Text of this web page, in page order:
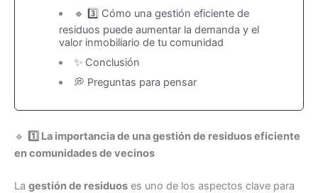
🔹 3️⃣ Cómo una gestión eficiente de
residuos puede aumentar la demanda y el
valor inmobiliario de tu comunidad
✨ Conclusión
💭 Preguntas para pensar
🔹
1️⃣ La importancia de una gestión de residuos eficiente
en comunidades de vecinos
La gestión de residuos es uno de los aspectos clave para